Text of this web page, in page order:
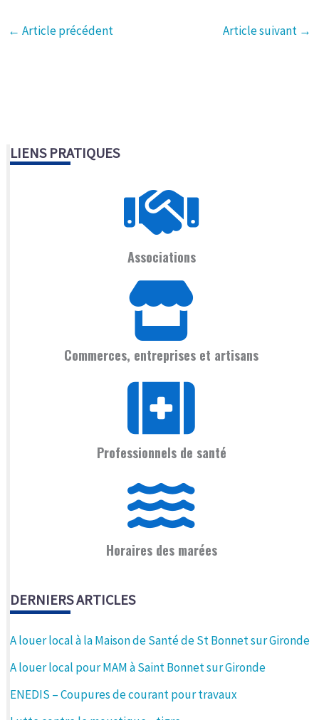
← Article précédent Article suivant →
LIENS PRATIQUES
Associations
Commerces, entreprises et artisans
Professionnels de santé
Horaires des marées
DERNIERS ARTICLES
A louer local à la Maison de Santé de St Bonnet sur Gironde
A louer local pour MAM à Saint Bonnet sur Gironde
ENEDIS – Coupures de courant pour travaux